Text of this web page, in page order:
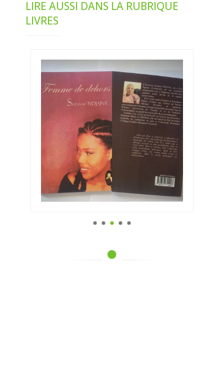
LIRE AUSSI DANS LA RUBRIQUE
LIVRES